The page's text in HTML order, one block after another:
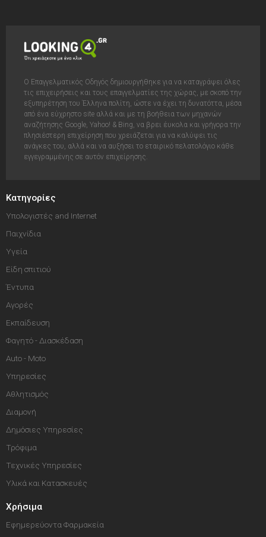
Ο Επαγγελματικός Οδηγός δημιουργήθηκε για να καταγράψει όλες
τις επιχειρήσεις και τους επαγγελματίες της χώρας, με σκοπό την
εξυπηρέτηση του Έλληνα πολίτη, ώστε να έχει τη δυνατόττα, μέσα
από ένα εύχρηστο site αλλά και με τη βοήθεια των μηχανών
αναζήτησης Google, Yahoo! & Bing, να βρει έυκολα και γρήγορα την
πλησιέστερη επιχείρηση που χρειάζεται για να καλύψει τις
ανάγκες του, αλλά και να αυξήσει το εταιρικό πελατολόγιο κάθε
εγγεγραμμένης σε αυτόν επιχείρησης.
Κατηγορίες
Υπολογιστές and Internet
Παιχνίδια
Υγεία
Είδη σπιτιού
Έντυπα
Αγορές
Εκπαίδευση
Φαγητό - Διασκέδαση
Auto - Moto
Υπηρεσίες
Αθλητισμός
Διαμονή
Δημόσιες Υπηρεσίες
Τρόφιμα
Τεχνικές Υπηρεσίες
Υλικά και Κατασκευές
Χρήσιμα
Εφημερεύοντα Φαρμακεία